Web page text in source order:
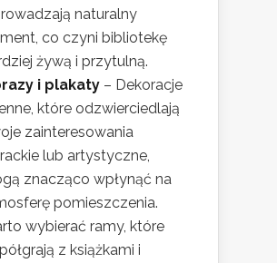
naturalny
co czyni bibliotekę
żywą i przytulną.
i plakaty – Dekoracje
które odzwierciedlają
zainteresowania
lub artystyczne,
znacząco wpłynąć na
pomieszczenia.
wybierać ramy, które
z książkami i